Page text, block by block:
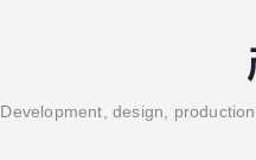
Development, design,